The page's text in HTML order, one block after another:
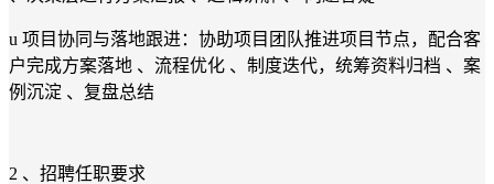
u 项目协同与落地跟进：协助项目团队推进项目节点，配合客
户完成方案落地 、流程优化 、制度迭代，统筹资料归档 、案
例沉淀 、复盘总结
2 、招聘任职要求